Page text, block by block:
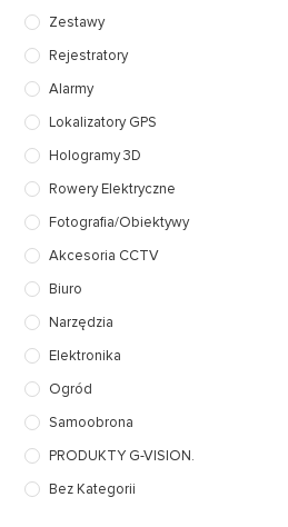
Zestawy
Rejestratory
Alarmy
Lokalizatory GPS
Hologramy 3D
Rowery Elektryczne
Fotografia/Obiektywy
Akcesoria CCTV
Biuro
Narzędzia
Elektronika
Ogród
Samoobrona
PRODUKTY G-VISION.
Bez Kategorii